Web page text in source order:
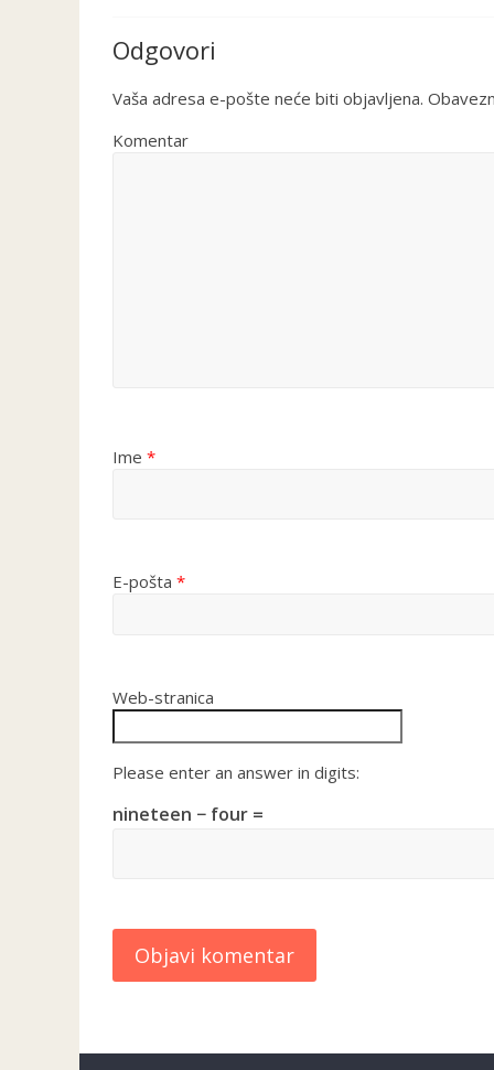
Odgovori
Vaša adresa e-pošte neće biti objavljena.
Komentar
Ime *
E-pošta *
Web-stranica
Please enter an answer in digits:
nineteen − four =